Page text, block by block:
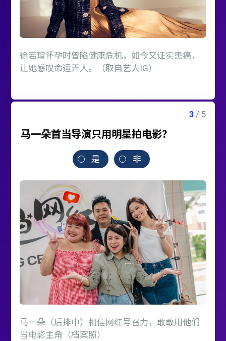
徐若瑄怀孕时曾陷健康危机，如今又证实患癌，
让她感叹命运弄人。（取自艺人IG）
马一朵首当导演只用明星拍电影？
是 非
马一朵（后排中）相信网红号召力，敢敢用他们
当电影主角（档案照）